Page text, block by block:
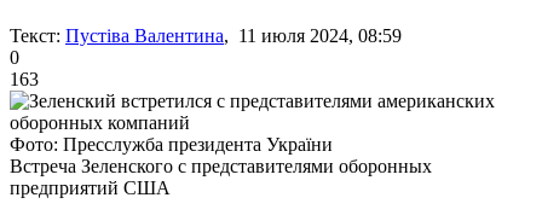
Текст: Пустіва Валентина, 11 июля 2024, 08:59
0
163
Фото: Пресслужба президента України
Встреча Зеленского с представителями оборонных
предприятий США